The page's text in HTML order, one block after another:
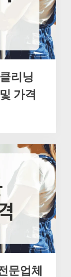
리닝
가격
문업체